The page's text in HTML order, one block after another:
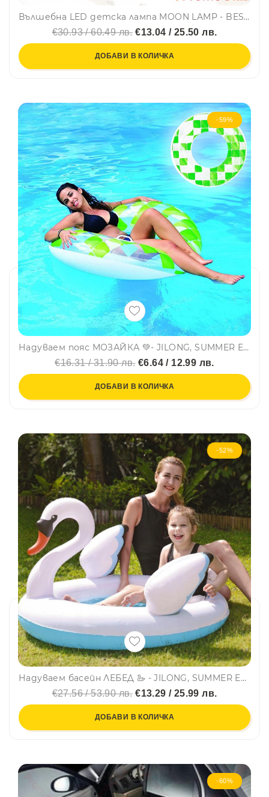
Вълшебна LED детска лампа MOON LAMP - BEST WISHES GL1818, настолна, Детенце учи
€30.93 / 60.49 лв.€13.04 / 25.50 лв.
ДОБАВИ В КОЛИЧКА
-59%
Надуваем пояс МОЗАЙКА 💚- JILONG, SUMMER ENJOY 46090
€16.31 / 31.90 лв.€6.64 / 12.99 лв.
ДОБАВИ В КОЛИЧКА
-52%
Надуваем басейн ЛЕБЕД 🦢 - JILONG, SUMMER ENJOY 57134
€27.56 / 53.90 лв.€13.29 / 25.99 лв.
ДОБАВИ В КОЛИЧКА
-60%